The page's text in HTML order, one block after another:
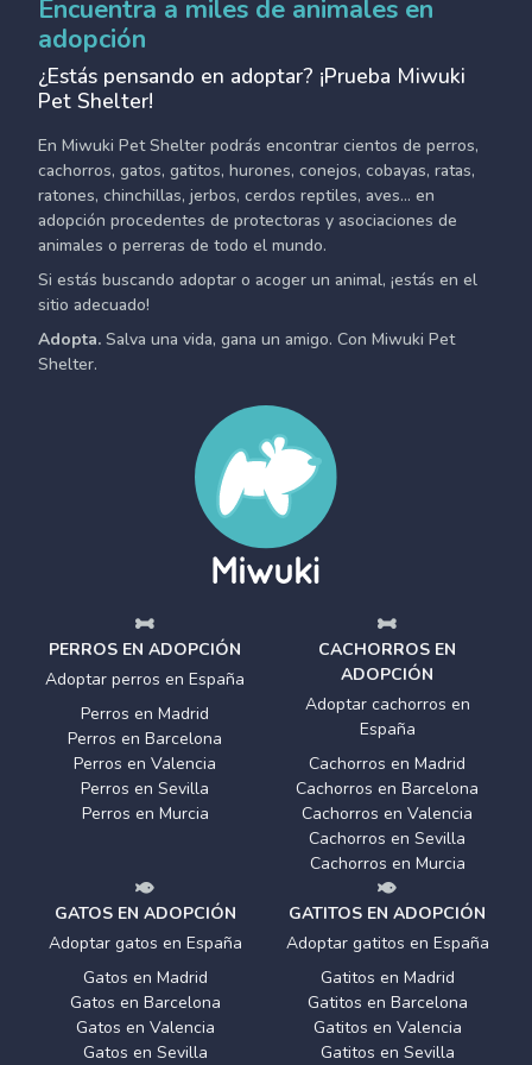
Encuentra a miles de animales en
adopción
¿Estás pensando en adoptar? ¡Prueba Miwuki
Pet Shelter!
En Miwuki Pet Shelter podrás encontrar cientos de perros,
cachorros, gatos, gatitos, hurones, conejos, cobayas, ratas,
ratones, chinchillas, jerbos, cerdos reptiles, aves... en
adopción procedentes de protectoras y asociaciones de
animales o perreras de todo el mundo.
Si estás buscando adoptar o acoger un animal, ¡estás en el
sitio adecuado!
Adopta. Salva una vida, gana un amigo. Con Miwuki Pet
Shelter.
PERROS EN ADOPCIÓN
Adoptar perros en España
Perros en Madrid
Perros en Barcelona
Perros en Valencia
Perros en Sevilla
Perros en Murcia
CACHORROS EN
ADOPCIÓN
Adoptar cachorros en
España
Cachorros en Madrid
Cachorros en Barcelona
Cachorros en Valencia
Cachorros en Sevilla
Cachorros en Murcia
GATOS EN ADOPCIÓN
Adoptar gatos en España
Gatos en Madrid
Gatos en Barcelona
Gatos en Valencia
Gatos en Sevilla
GATITOS EN ADOPCIÓN
Adoptar gatitos en España
Gatitos en Madrid
Gatitos en Barcelona
Gatitos en Valencia
Gatitos en Sevilla